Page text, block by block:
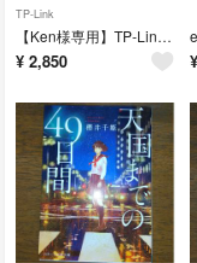
TP-Link
【Ken様専用】TP-Link TAPO C200R パンチルト ネットワーク
¥ 2,850 ¥